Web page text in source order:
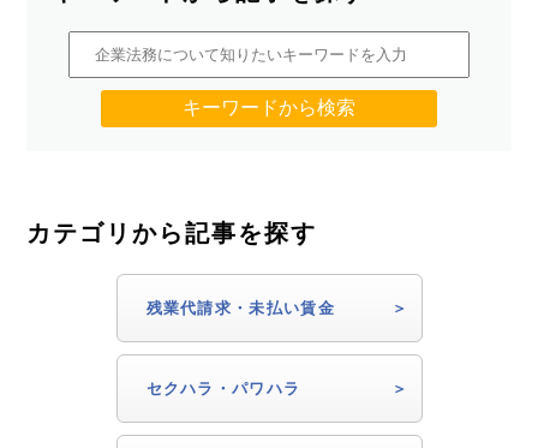
カテゴリから記事を探す
残業代請求・未払い賃金
セクハラ・パワハラ